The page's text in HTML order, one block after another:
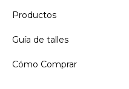
Productos
Guía de talles
Cómo Comprar